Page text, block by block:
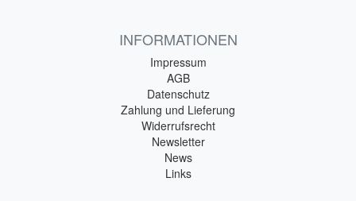
INFORMATIONEN
Impressum
AGB
Datenschutz
Zahlung und Lieferung
Widerrufsrecht
Newsletter
News
Links